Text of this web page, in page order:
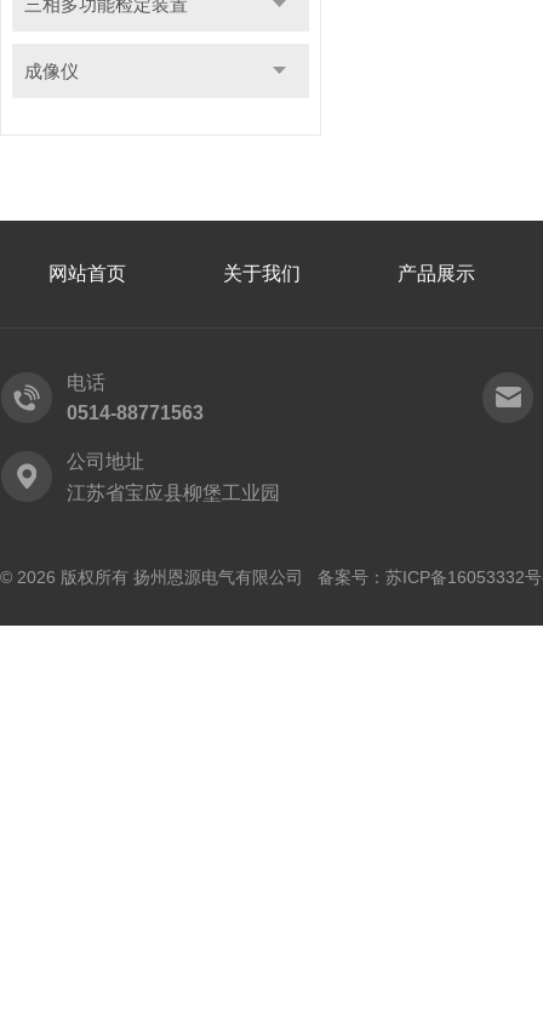
三相多功能检定装置
成像仪
网站首页 关于我们 产品展示
电话
0514-88771563
公司地址
江苏省宝应县柳堡工业园
© 2026 版权所有 扬州恩源电气有限公司 备案号： 苏ICP备16053332